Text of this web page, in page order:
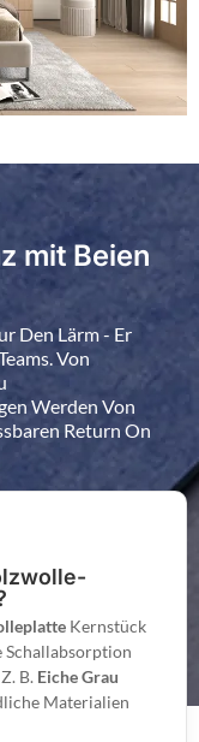
mit Beien
Den Lärm - Er
Von
Werden Von
Return On
Kernstück
Schallabsorption
B. Eiche Grau
Materialien